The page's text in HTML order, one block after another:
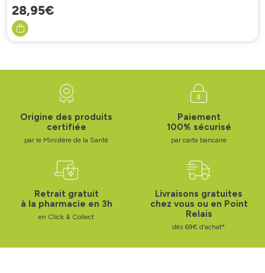
28,95€
Origine des produits
certifiée
par le Ministère de la Santé
Paiement
100% sécurisé
par carte bancaire
Retrait gratuit
à la pharmacie en 3h
en Click & Collect
Livraisons gratuites
chez vous ou en Point
Relais
dès 69€ d’achat*